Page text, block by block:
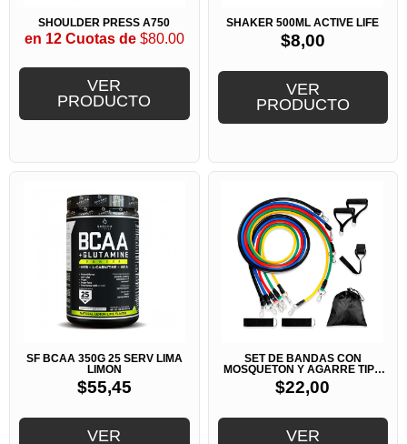
SHOULDER PRESS A750
en 12 Cuotas de$80.00
VER
PRODUCTO
SHAKER 500ML ACTIVE LIFE
$8,00
VER
PRODUCTO
SF BCAA 350G 25 SERV LIMA
LIMON
$55,45
VER
SET DE BANDAS CON
MOSQUETON Y AGARRE TIPO
MANOPLA
$22,00
VER